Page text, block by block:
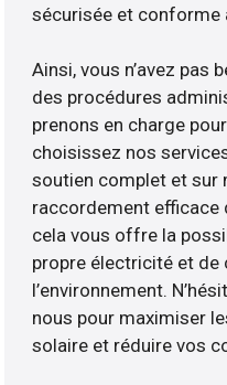
sécurisée et conforme
Ainsi, vous n’avez pas
des procédures
prenons en charge
choisissez nos
soutien complet et sur
raccordement efficace
cela vous offre la
propre électricité et
l’environnement.
nous pour maximiser
solaire et réduire vos